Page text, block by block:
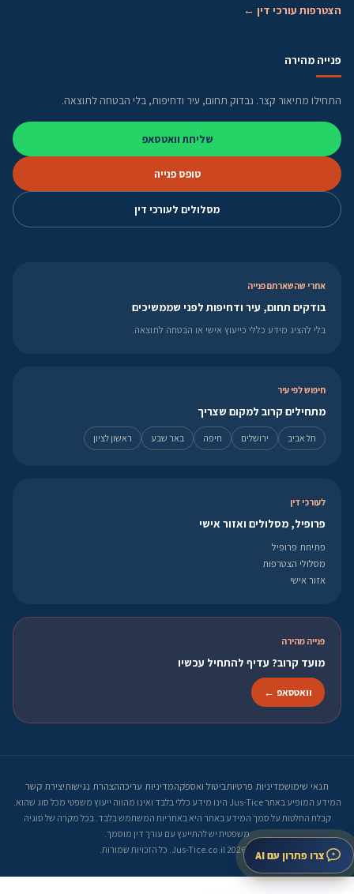
הצטרפות עורכי דין ←
פנייה מהירה
התחילו מתיאור קצר. נבדוק תחום, עיר ודחיפות, בלי הבטחה לתוצאה.
שליחת וואטסאפ
טופס פנייה
מסלולים לעורכי דין
אחרי שהשארתם פנייה
בודקים תחום, עיר ודחיפות לפני שממשיכים
בלי להציג מידע כללי כייעוץ אישי או הבטחה לתוצאה.
חיפוש לפי עיר
מתחילים קרוב למקום שצריך
תל אביב ירושלים חיפה באר שבע ראשון לציון
לעורכי דין
פרופיל, מסלולים ואזור אישי
פתיחת פרופיל
מסלולי הצטרפות
אזור אישי
פנייה מהירה
מועד קרוב? עדיף להתחיל עכשיו
וואטסאפ ←
תנאי שימושמדיניות פרטיותביטול ואספקהמדיניות עריכההצהרת נגישותיצירת קשר
המידע המופיע באתר Jus-Tice הינו מידע כללי בלבד ואינו מהווה ייעוץ משפטי מכל סוג שהוא.
קבלת החלטות על סמך המידע באתר היא באחריות המשתמש בלבד. בכל מקרה של סוגיה
משפטית יש להתייעץ עם עורך דין מוסמך.
© 2026 Jus-Tice.co.il. כל הזכויות שמורות.
צרו פתרון עם AI